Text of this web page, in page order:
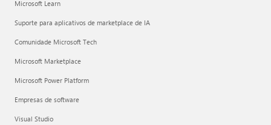
Microsoft Learn
Suporte para aplicativos de marketplace de IA
Comunidade Microsoft Tech
Microsoft Marketplace
Microsoft Power Platform
Empresas de software
Visual Studio